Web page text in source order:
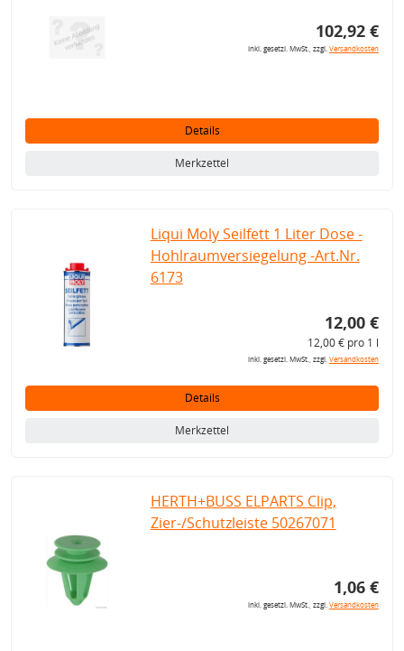
102,92 €
inkl. gesetzl. MwSt., zzgl.Versandkosten
Details
Merkzettel
Liqui Moly Seilfett 1 Liter Dose -
Hohlraumversiegelung -Art.Nr.
6173
12,00 €
12,00 € pro 1 l
inkl. gesetzl. MwSt., zzgl.Versandkosten
Details
Merkzettel
HERTH+BUSS ELPARTS Clip,
Zier-/Schutzleiste 50267071
1,06 €
inkl. gesetzl. MwSt., zzgl.Versandkosten